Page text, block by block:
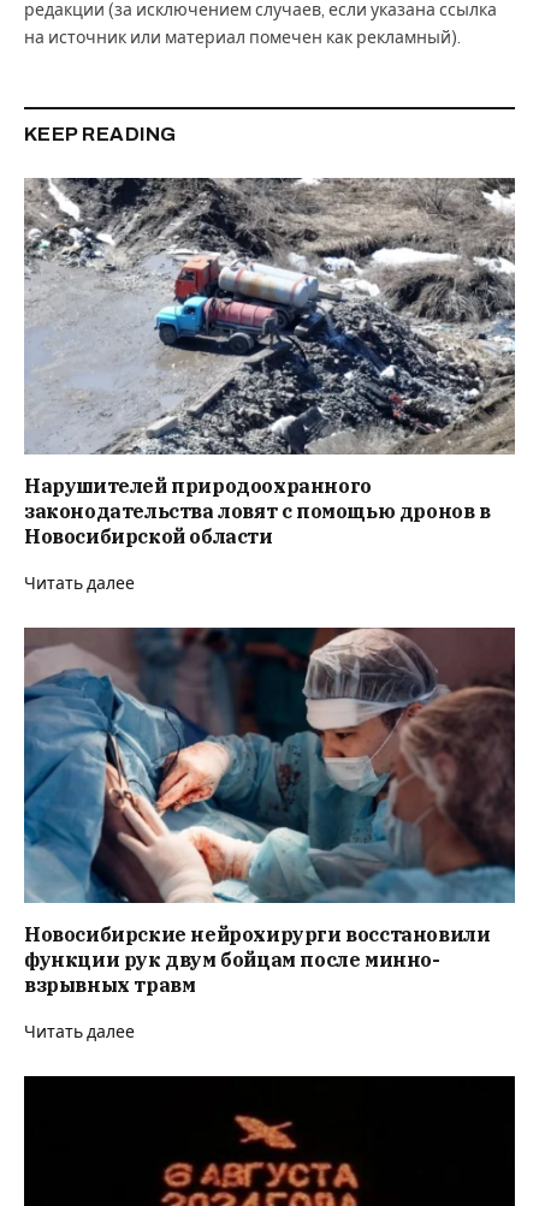
редакции (за исключением случаев, если указана ссылка
на источник или материал помечен как рекламный).
KEEP READING
Нарушителей природоохранного
законодательства ловят с помощью дронов в
Новосибирской области
Читать далее
Новосибирские нейрохирурги восстановили
функции рук двум бойцам после минно-
взрывных травм
Читать далее